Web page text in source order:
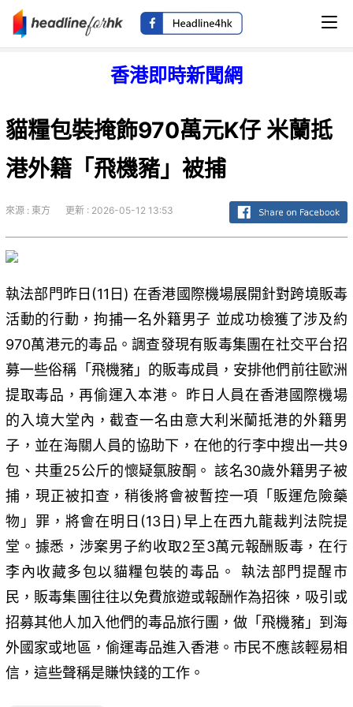
香港即時新聞網
貓糧包裝掩飾970萬元K仔 米蘭抵
港外籍「飛機豬」被捕
來源 : 東方 更新 : 2026-05-12 13:53
執法部門昨日(11日) 在香港國際機場展開針對跨境販毒
活動的行動，拘捕一名外籍男子 並成功檢獲了涉及約
970萬港元的毒品。調查發現有販毒集團在社交平台招
募一些俗稱「飛機豬」的販毒成員，安排他們前往歐洲
提取毒品，再偷運入本港。 昨日人員在香港國際機場
的入境大堂內，截查一名由意大利米蘭抵港的外籍男
子，並在海關人員的協助下，在他的行李中搜出一共9
包、共重25公斤的懷疑氯胺酮。 該名30歲外籍男子被
捕，現正被扣查，稍後將會被暫控一項「販運危險藥
物」罪，將會在明日(13日)早上在西九龍裁判法院提
堂。據悉，涉案男子約收取2至3萬元報酬販毒，在行
李內收藏多包以貓糧包裝的毒品。 執法部門提醒市
民，販毒集團往往以免費旅遊或報酬作為招徠，吸引或
招募其他人加入他們的毒品旅行團，做「飛機豬」到海
外國家或地區，偷運毒品進入香港。市民不應該輕易相
信，這些聲稱是賺快錢的工作。